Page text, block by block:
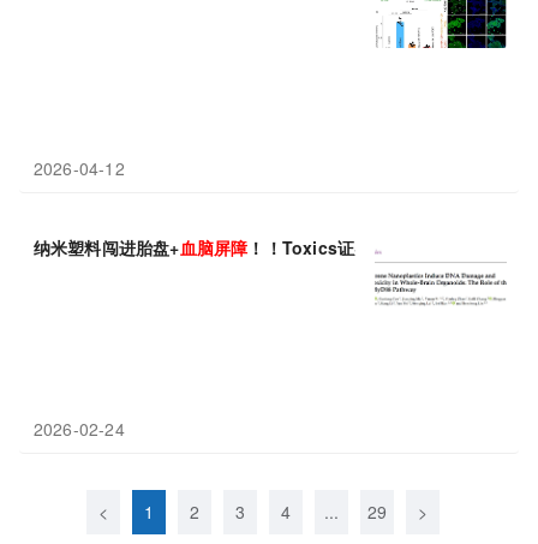
2026-04-12
纳米塑料闯进胎盘+血脑屏障 ！！Toxics证实聚苯乙烯纳米塑料可
2026-02-24
< 1 2 3 4 ... 29 >